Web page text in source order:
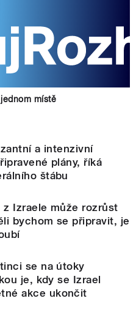
místě
a intenzivní
plány, říká
štábu
z Izraele může rozrůst
bychom se připravit, je
se na útoky
je, kdy se Izrael
akce ukončit